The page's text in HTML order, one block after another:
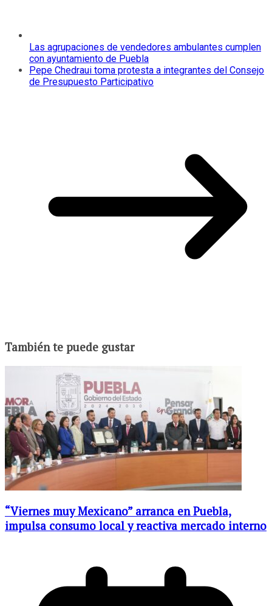
Las agrupaciones de vendedores ambulantes cumplen
con ayuntamiento de Puebla
Pepe Chedraui toma protesta a integrantes del Consejo
de Presupuesto Participativo
También te puede gustar
“Viernes muy Mexicano” arranca en Puebla,
impulsa consumo local y reactiva mercado interno